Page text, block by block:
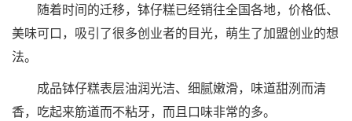
随着时间的迁移，钵仔糕已经销往全国各地，价格低、
美味可口，吸引了很多创业者的目光，萌生了加盟创业的想
法。
成品钵仔糕表层油润光洁、细腻嫩滑，味道甜洌而清
香，吃起来筋道而不粘牙，而且口味非常的多。